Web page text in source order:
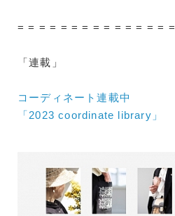
= = = = = = = = = = = = = = =
「連載」
コーディネート連載中
「2023 coordinate library」